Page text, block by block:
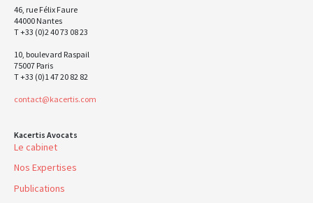
46, rue Félix Faure
44000 Nantes
T +33 (0)2 40 73 08 23
10, boulevard Raspail
75007 Paris
T +33 (0)1 47 20 82 82
contact@kacertis.com
Kacertis Avocats
Le cabinet
Nos Expertises
Publications